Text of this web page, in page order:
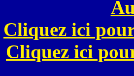
Cliquez ici
Cliquez ici